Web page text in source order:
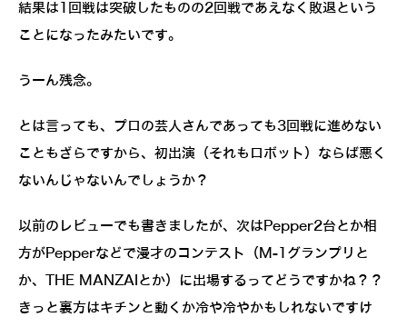
結果は1回戦は突破したものの2回戦であえなく敗退という
ことになったみたいです。
うーん残念。
とは言っても、プロの芸人さんであっても3回戦に進めない
こともざらですから、初出演（それもロボット）ならば悪く
ないんじゃないんでしょうか？
以前のレビューでも書きましたが、次はPepper2台とか相
方がPepperなどで漫才のコンテスト（M-1グランプリと
か、THE MANZAIとか）に出場するってどうですかね？？
きっと裏方はキチンと動くか冷や冷やかもしれないですけ